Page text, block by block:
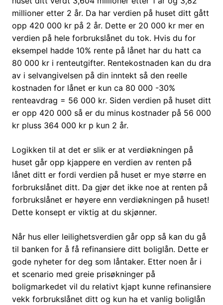
millioner etter 2 år. Da har verdien på huset ditt gått
opp 420 000 kr på 2 år. Dette er 20 000 kr mer en
verdien på hele forbrukslånet du tok. Hvis du for
eksempel hadde 10% rente på lånet har du hatt ca
80 000 kr i renteutgifter. Rentekostnaden kan du dra
av i selvangivelsen på din inntekt så den reelle
kostnaden for lånet er kun ca 80 000 -30%
renteavdrag = 56 000 kr. Siden verdien på huset ditt
er opp 420 000 så er du minus kostnader på 56 000
kr pluss 364 000 kr p kun 2 år.
Logikken til at det er slik er at verdiøkningen på
huset går opp kjappere en verdien av renten på
lånet ditt er fordi verdien på huset er mye større en
forbrukslånet ditt. Da gjør det ikke noe at renten på
forbrukslånet er høyere enn verdiøkningen på huset!
Dette konsept er viktig at du skjønner.
Når hus eller leilighetsverdien går opp så kan du gå
til banken for å få refinansiere ditt boliglån. Dette er
gode nyheter for deg som låntaker. Etter noen år i
et scenario med greie prisøkninger på
boligmarkedet vil du relativt kjapt kunne refinansiere
vekk forbrukslånet ditt og kun ha et vanlig boliglån